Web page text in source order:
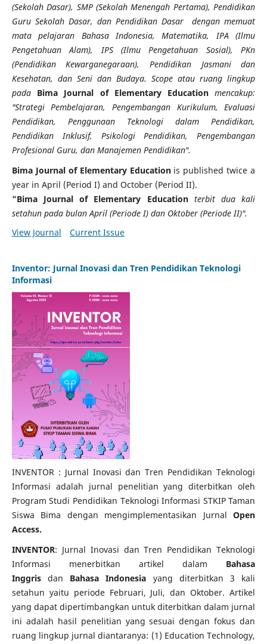
(Sekolah Dasar), SMP (Sekolah Menengah Pertama), Pendidikan
Guru Sekolah Dasar, dan Pendidikan Dasar dengan memuat
mata pelajaran Bahasa Indonesia, Matematika, IPA (Ilmu
Pengetahuan Alam), IPS (Ilmu Pengetahuan Sosial), PKn
(Pendidikan Kewarganegaraan), Pendidikan Jasmani dan
Kesehatan, dan Seni dan Budaya. Scope atau ruang lingkup
pada Bima Journal of Elementary Educationmencakup:
"Strategi Pembelajaran, Pengembangan Kurikulum, Evaluasi
Pendidikan, Penggunaan Teknologi dalam Pendidikan,
Pendidikan Inklusif, Psikologi Pendidikan, Pengembangan
Profesional Guru, dan Manajemen Pendidikan".
Bima Journal of Elementary Educationis published twice a
year in April (Period I) and October (Period II).
"Bima Journal of Elementary Education terbit dua kali
setahun pada bulan April (Periode I) dan Oktober (Periode II)".
View Journal
Current Issue
Inventor: Jurnal Inovasi dan Tren Pendidikan Teknologi
Informasi
INVENTOR : Jurnal Inovasi dan Tren Pendidikan Teknologi
Informasi adalah jurnal penelitian yang diterbitkan oleh
Program Studi Pendidikan Teknologi Informasi STKIP Taman
Siswa Bima dengan mengimplementasikan JurnalOpen
Access.
INVENTOR: Jurnal Inovasi dan Tren Pendidikan Teknologi
Informasi menerbitkan artikel dalam Bahasa
Inggrisdan Bahasa Indonesia yang diterbitkan 3 kali
setahun yaitu periode Februari, Juli, dan Oktober. Artikel
yang dapat dipertimbangkan untuk diterbitkan dalam jurnal
ini adalah hasil penelitian yang sesuai dengan fokus dan
ruang lingkup jurnal diantaranya: (1) Education Technology,